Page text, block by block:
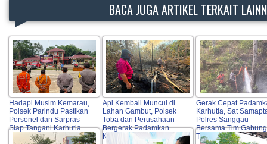
BACA JUGA ARTIKEL TERKAIT
Hadapi Musim Kemarau,
Polsek Parindu Pastikan
Personel dan Sarpras
Siap Tangani Karhutla
Api Kembali Muncul di
Lahan Gambut, Polsek
Toba dan Perusahaan
Bergerak Padamkan
Karhutla
Gerak Cepat
Karhutla, Sat
Polres Sanggau
Bersama Tim
Turun ke Lokasi